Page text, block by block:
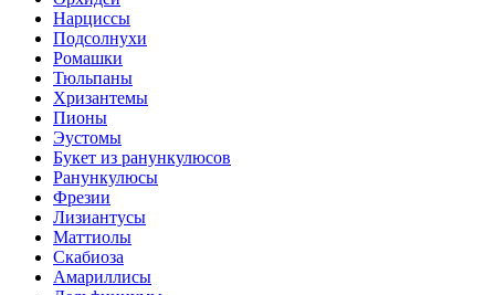
Нарциссы
Подсолнухи
Ромашки
Тюльпаны
Хризантемы
Пионы
Эустомы
Букет из ранункулюсов
Ранункулюсы
Фрезии
Лизиантусы
Маттиолы
Скабиоза
Амариллисы